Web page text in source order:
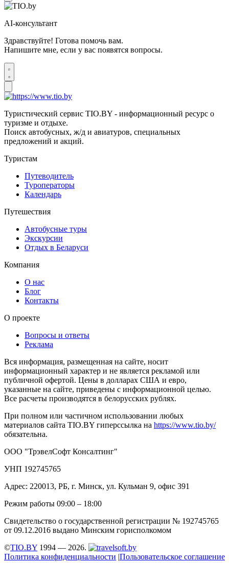
AI-консультант
Здравствуйте! Готова помочь вам.
Напишите мне, если у вас появятся вопросы.
Туристический сервис TIO.BY - информационный ресурс о
туризме и отдыхе.
Поиск автобусных, ж/д и авиатуров, специальных
предложений и акций.
Туристам
Путеводитель
Туроператоры
Календарь
Путешествия
Автобусные туры
Экскурсии
Отдых в Беларуси
Компания
О нас
Блог
Контакты
О проекте
Вопросы и ответы
Реклама
Вся информация, размещенная на сайте, носит
информационный характер и не является рекламой или
публичной офертой. Цены в долларах США и евро,
указанные на сайте, приведены с информационной целью.
Все расчеты производятся в белорусских рублях.
При полном или частичном использовании любых
материалов сайта TIO.BY гиперссылка на https://www.tio.by/
обязательна.
ООО "ТрэвелСофт Консалтинг"
УНП 192745765
Адрес: 220013, РБ, г. Минск, ул. Кульман 9, офис 391
Режим работы 09:00 – 18:00
Свидетельство о государственной регистрации № 192745765
от 09.12.2016 выдано Минским горисполкомом
©TIO.BY 1994 — 2026.
Политика конфиденциальности |Пользовательское соглашение